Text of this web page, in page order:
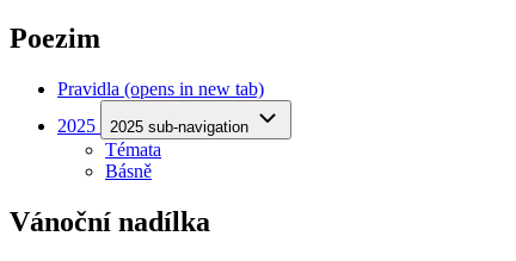
Poezim
Pravidla (opens in new tab)
2025
2025 sub-navigation
Témata
Básně
Vánoční nadílka